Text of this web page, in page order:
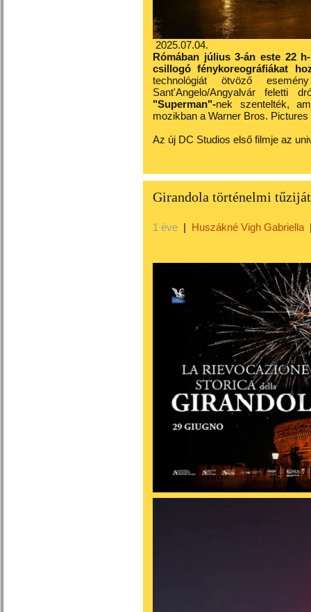
2025.07.04.
Rómában július 3-án este 22
csillogó fénykoreográfiákat
technológiát ötvöző
Sant'Angelo/Angyalvár feletti
"Superman"-nek szentelték,
mozikban a Warner Bros.
Az új DC Studios első filmje az
Girandola történelmi
1 éve | Huszákné Vigh Gabriella